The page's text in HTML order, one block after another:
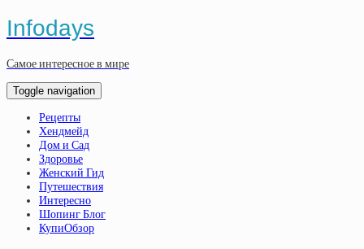
Infodays
Самое интересное в мире
Toggle navigation
Рецепты
Хендмейд
Дом и Сад
Здоровье
Женский Гид
Путешествия
Интересно
Шопинг Блог
КупиОбзор